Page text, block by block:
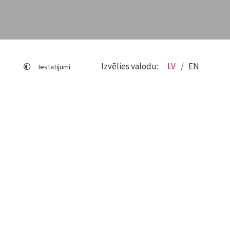
Iestatījumi Izvēlies valodu: LV EN